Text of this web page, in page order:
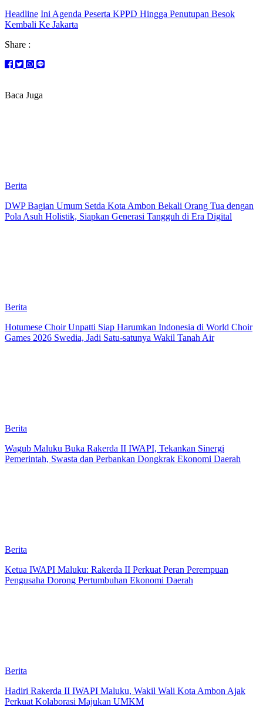
Headline Ini Agenda Peserta KPPD Hingga Penutupan Besok
Kembali Ke Jakarta
Share :
Baca Juga
Berita
DWP Bagian Umum Setda Kota Ambon Bekali Orang Tua dengan
Pola Asuh Holistik, Siapkan Generasi Tangguh di Era Digital
Berita
Hotumese Choir Unpatti Siap Harumkan Indonesia di World Choir
Games 2026 Swedia, Jadi Satu-satunya Wakil Tanah Air
Berita
Wagub Maluku Buka Rakerda II IWAPI, Tekankan Sinergi
Pemerintah, Swasta dan Perbankan Dongkrak Ekonomi Daerah
Berita
Ketua IWAPI Maluku: Rakerda II Perkuat Peran Perempuan
Pengusaha Dorong Pertumbuhan Ekonomi Daerah
Berita
Hadiri Rakerda II IWAPI Maluku, Wakil Wali Kota Ambon Ajak
Perkuat Kolaborasi Majukan UMKM